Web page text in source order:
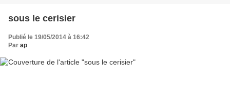
sous le cerisier
Publié le 19/05/2014 à 16:42
Par ap